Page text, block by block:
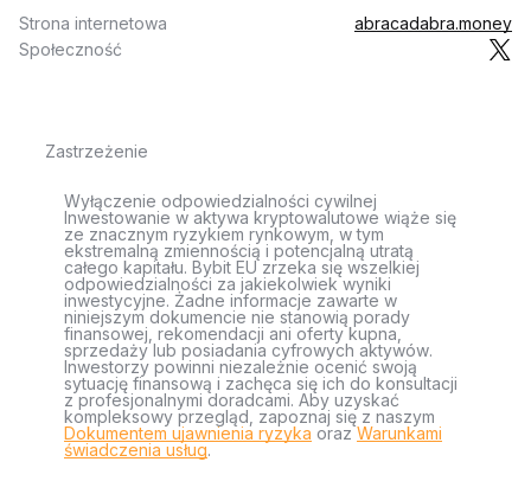
Strona internetowa
abracadabra.money
Społeczność
Zastrzeżenie
Wyłączenie odpowiedzialności cywilnej
Inwestowanie w aktywa kryptowalutowe wiąże się
ze znacznym ryzykiem rynkowym, w tym
ekstremalną zmiennością i potencjalną utratą
całego kapitału. Bybit EU zrzeka się wszelkiej
odpowiedzialności za jakiekolwiek wyniki
inwestycyjne. Żadne informacje zawarte w
niniejszym dokumencie nie stanowią porady
finansowej, rekomendacji ani oferty kupna,
sprzedaży lub posiadania cyfrowych aktywów.
Inwestorzy powinni niezależnie ocenić swoją
sytuację finansową i zachęca się ich do konsultacji
z profesjonalnymi doradcami. Aby uzyskać
kompleksowy przegląd, zapoznaj się z naszym
Dokumentem ujawnienia ryzyka orazWarunkami
świadczenia usług.